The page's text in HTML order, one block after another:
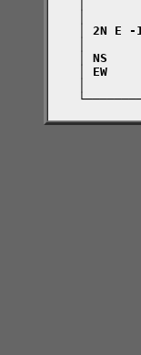
│
│
│ 2N E -
│
│ NS
│ EW
│